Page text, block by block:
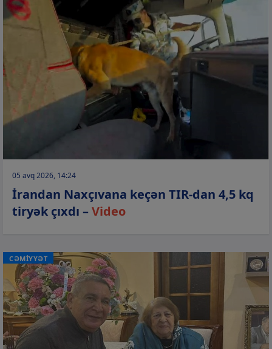
05 avq 2026, 14:24
İrandan Naxçıvana keçən TIR-dan 4,5 kq
tiryək çıxdı –Video
CƏMİYYƏT